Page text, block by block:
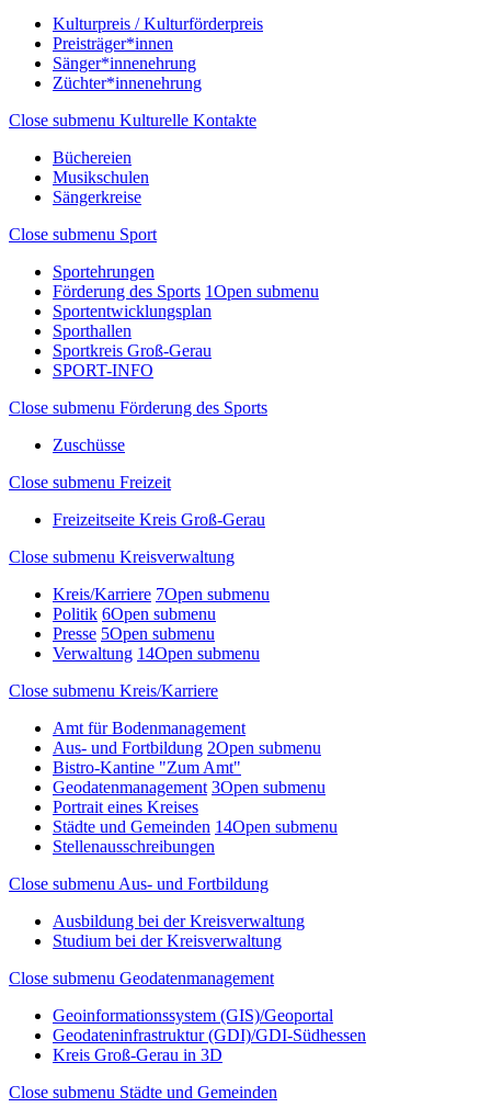
Kulturpreis / Kulturförderpreis
Preisträger*innen
Sänger*innenehrung
Züchter*innenehrung
Close submenu Kulturelle Kontakte
Büchereien
Musikschulen
Sängerkreise
Close submenu Sport
Sportehrungen
Förderung des Sports 1Open submenu
Sportentwicklungsplan
Sporthallen
Sportkreis Groß-Gerau
SPORT-INFO
Close submenu Förderung des Sports
Zuschüsse
Close submenu Freizeit
Freizeitseite Kreis Groß-Gerau
Close submenu Kreisverwaltung
Kreis/Karriere 7Open submenu
Politik 6Open submenu
Presse 5Open submenu
Verwaltung 14Open submenu
Close submenu Kreis/Karriere
Amt für Bodenmanagement
Aus- und Fortbildung 2Open submenu
Bistro-Kantine "Zum Amt"
Geodatenmanagement 3Open submenu
Portrait eines Kreises
Städte und Gemeinden 14Open submenu
Stellenausschreibungen
Close submenu Aus- und Fortbildung
Ausbildung bei der Kreisverwaltung
Studium bei der Kreisverwaltung
Close submenu Geodatenmanagement
Geoinformationssystem (GIS)/Geoportal
Geodateninfrastruktur (GDI)/GDI-Südhessen
Kreis Groß-Gerau in 3D
Close submenu Städte und Gemeinden